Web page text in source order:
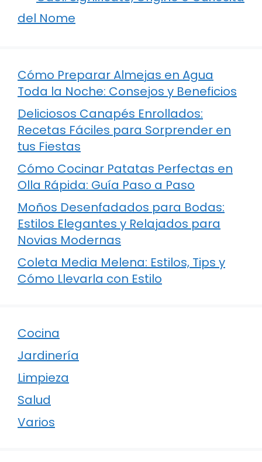
del Nome
Cómo Preparar Almejas en Agua
Toda la Noche: Consejos y Beneficios
Deliciosos Canapés Enrollados:
Recetas Fáciles para Sorprender en
tus Fiestas
Cómo Cocinar Patatas Perfectas en
Olla Rápida: Guía Paso a Paso
Moños Desenfadados para Bodas:
Estilos Elegantes y Relajados para
Novias Modernas
Coleta Media Melena: Estilos, Tips y
Cómo Llevarla con Estilo
Cocina
Jardinería
Limpieza
Salud
Varios